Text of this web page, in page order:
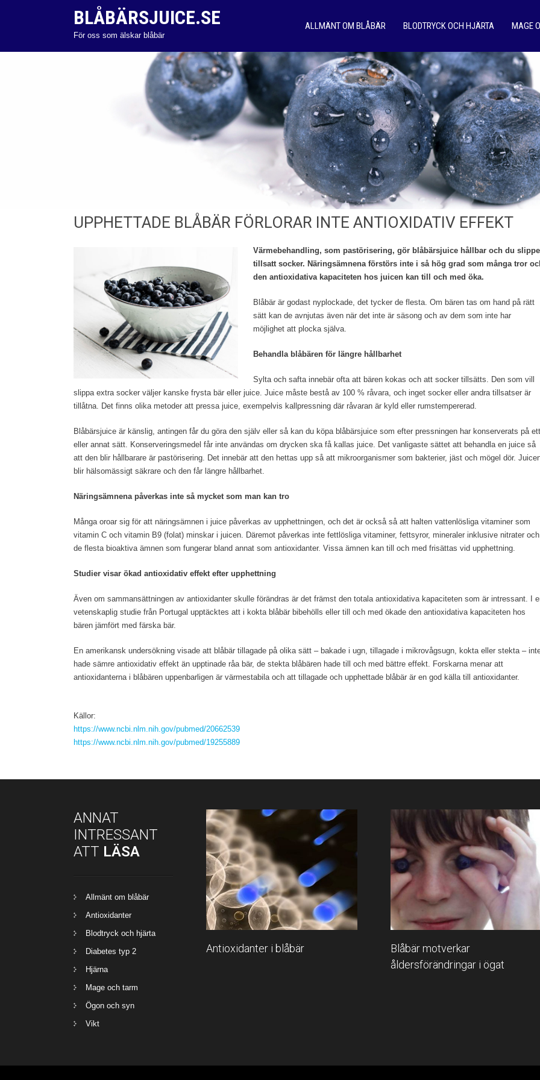
BLÅBÄRSJUICE.SE
För oss som älskar blåbär
ALLMÄNT OM BLÅBÄR BLODTRYCK OCH HJÄRTA MAGE
UPPHETTADE BLÅBÄR FÖRLORAR INTE ANTIOXIDATIV EFFEKT
Värmebehandling, som pastörisering, gör blåbärsjuice hållbar och du
tillsatt socker. Näringsämnena förstörs inte i så hög grad som många tror
den antioxidativa kapaciteten hos juicen kan till och med öka.
Blåbär är godast nyplockade, det tycker de flesta. Om bären tas om hand på rätt
sätt kan de avnjutas även när det inte är säsong och av dem som inte har
möjlighet att plocka själva.
Behandla blåbären för längre hållbarhet
Sylta och safta innebär ofta att bären kokas och att socker tillsätts. Den som vill
slippa extra socker väljer kanske frysta bär eller juice. Juice måste bestå av 100 % råvara, och inget socker eller andra tillsatser är
tillåtna. Det finns olika metoder att pressa juice, exempelvis kallpressning där råvaran är kyld eller rumstempererad.
Blåbärsjuice är känslig, antingen får du göra den själv eller så kan du köpa blåbärsjuice som efter pressningen har konserverats på ett
eller annat sätt. Konserveringsmedel får inte användas om drycken ska få kallas juice. Det vanligaste sättet att behandla en juice så
att den blir hållbarare är pastörisering. Det innebär att den hettas upp så att mikroorganismer som bakterier, jäst och mögel dör.
blir hälsomässigt säkrare och den får längre hållbarhet.
Näringsämnena påverkas inte så mycket som man kan tro
Många oroar sig för att näringsämnen i juice påverkas av upphettningen, och det är också så att halten vattenlösliga vitaminer som
vitamin C och vitamin B9 (folat) minskar i juicen. Däremot påverkas inte fettlösliga vitaminer, fettsyror, mineraler inklusive nitrater och
de flesta bioaktiva ämnen som fungerar bland annat som antioxidanter. Vissa ämnen kan till och med frisättas vid upphettning.
Studier visar ökad antioxidativ effekt efter upphettning
Även om sammansättningen av antioxidanter skulle förändras är det främst den totala antioxidativa kapaciteten som är intressant. I
vetenskaplig studie från Portugal upptäcktes att i kokta blåbär bibehölls eller till och med ökade den antioxidativa kapaciteten hos
bären jämfört med färska bär.
En amerikansk undersökning visade att blåbär tillagade på olika sätt – bakade i ugn, tillagade i mikrovågsugn, kokta eller stekta –
hade sämre antioxidativ effekt än upptinade råa bär, de stekta blåbären hade till och med bättre effekt. Forskarna menar att
antioxidanterna i blåbären uppenbarligen är värmestabila och att tillagade och upphettade blåbär är en god källa till antioxidanter.
Källor:
https://www.ncbi.nlm.nih.gov/pubmed/20662539
https://www.ncbi.nlm.nih.gov/pubmed/19255889
ANNAT
INTRESSANT
ATT LÄSA
Allmänt om blåbär
Antioxidanter
Blodtryck och hjärta
Diabetes typ 2
Hjärna
Mage och tarm
Ögon och syn
Vikt
Antioxidanter i blåbär
Blåbär motverkar
åldersförändringar i ögat